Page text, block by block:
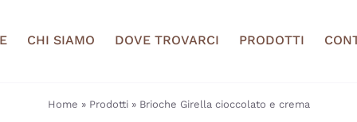
CHI SIAMO DOVE TROVARCI PRODOTTI
Home » Prodotti» Brioche Girella cioccolato e crema